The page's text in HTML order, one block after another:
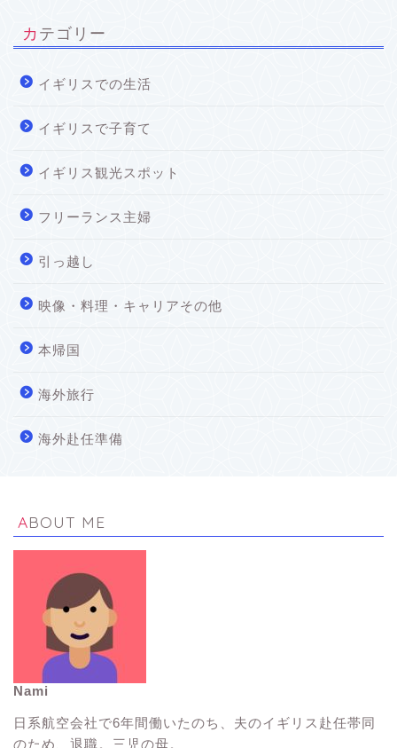
カテゴリー
イギリスでの生活
イギリスで子育て
イギリス観光スポット
フリーランス主婦
引っ越し
映像・料理・キャリアその他
本帰国
海外旅行
海外赴任準備
ABOUT ME
Nami
日系航空会社で6年間働いたのち、夫のイギリス赴任帯同
のため、退職。三児の母。
イギリス生活Tips